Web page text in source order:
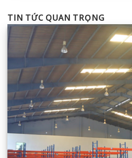
TIN TỨC QUAN TRỌNG